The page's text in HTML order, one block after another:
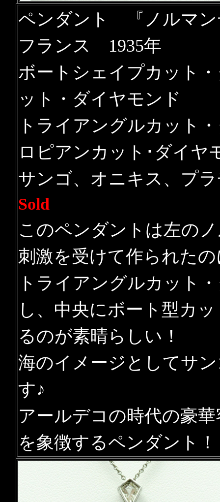
ペンダント 『ノルマン
フランス 1935年
ボートシェイプカット
ット・ダイヤモンド
トライアングルカット
ロピアンカット･ダイヤ
サンゴ、オニキス、プ
Sold
このペンダントは左の
刺激を受けて作られた
トライアングルカット
し、中央にボート型カ
るのが素晴らしい！
海のイメージとしてサ
す♪
アールデコの時代の豪
を象徴するペンダント！